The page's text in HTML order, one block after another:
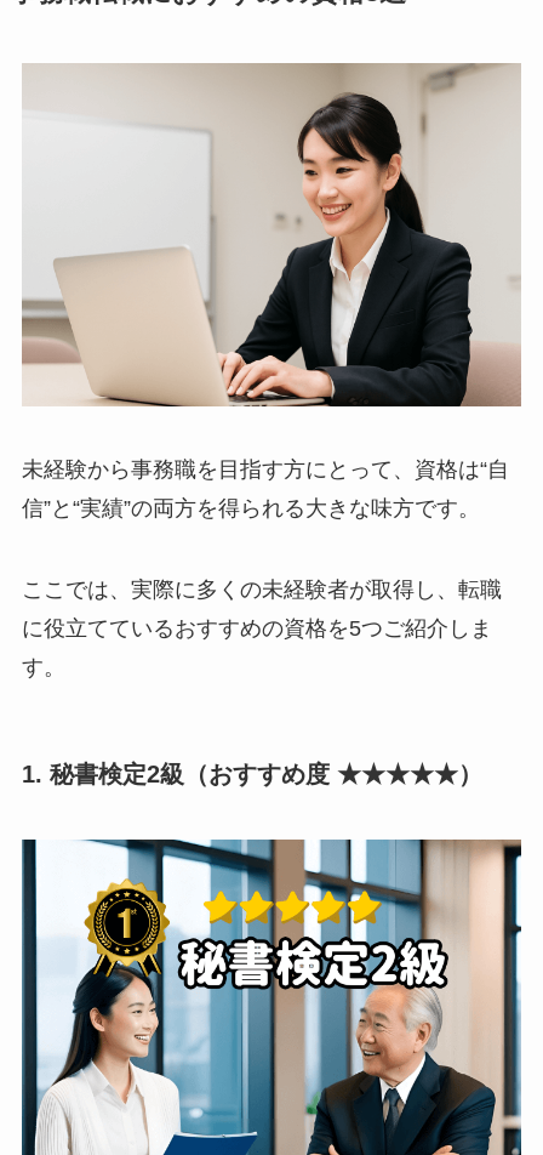
未経験から事務職を目指す方にとって、資格は“自
信”と“実績”の両方を得られる大きな味方です。
ここでは、実際に多くの未経験者が取得し、転職
に役立てているおすすめの資格を5つご紹介しま
す。
1. 秘書検定2級（おすすめ度 ★★★★★）